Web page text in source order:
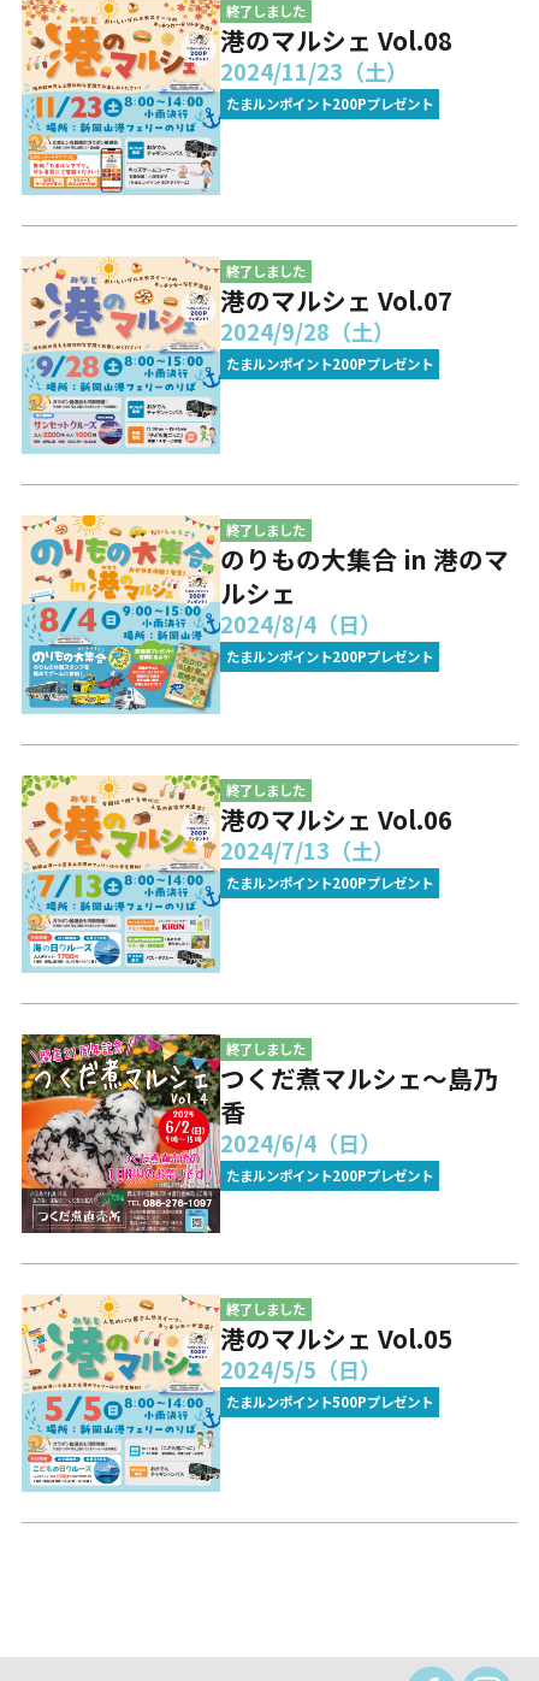
終了しました
港のマルシェ Vol.08
2024/11/23（土）
たまルンポイント200Pプレゼント
終了しました
港のマルシェ Vol.07
2024/9/28（土）
たまルンポイント200Pプレゼント
終了しました
のりもの大集合 in 港のマ
ルシェ
2024/8/4（日）
たまルンポイント200Pプレゼント
終了しました
港のマルシェ Vol.06
2024/7/13（土）
たまルンポイント200Pプレゼント
終了しました
つくだ煮マルシェ～島乃
香
2024/6/4（日）
たまルンポイント200Pプレゼント
終了しました
港のマルシェ Vol.05
2024/5/5（日）
たまルンポイント500Pプレゼント